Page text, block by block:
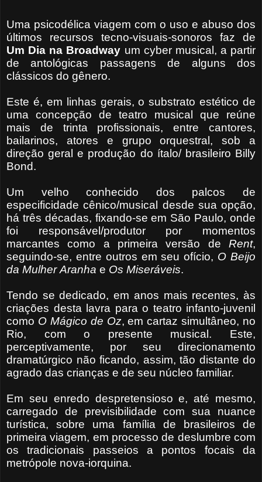
Uma psicodélica viagem com o uso e abuso dos
últimos recursos tecno-visuais-sonoros faz de
Um Dia na Broadway um cyber musical, a partir
de antológicas passagens de alguns dos
clássicos do gênero.
Este é, em linhas gerais, o substrato estético de
uma concepção de teatro musical que reúne
mais de trinta profissionais, entre cantores,
bailarinos, atores e grupo orquestral, sob a
direção geral e produção do ítalo/ brasileiro Billy
Bond.
Um velho conhecido dos palcos de
especificidade cênico/musical desde sua opção,
há três décadas, fixando-se em São Paulo, onde
foi responsável/produtor por momentos
marcantes como a primeira versão de Rent,
seguindo-se, entre outros em seu ofício, O Beijo
da Mulher Aranha e Os Miseráveis.
Tendo se dedicado, em anos mais recentes, às
criações desta lavra para o teatro infanto-juvenil
como O Mágico de Oz, em cartaz simultâneo, no
Rio, com o presente musical. Este,
perceptivamente, por seu direcionamento
dramatúrgico não ficando, assim, tão distante do
agrado das crianças e de seu núcleo familiar.
Em seu enredo despretensioso e, até mesmo,
carregado de previsibilidade com sua nuance
turística, sobre uma família de brasileiros de
primeira viagem, em processo de deslumbre com
os tradicionais passeios a pontos focais da
metrópole nova-iorquina.